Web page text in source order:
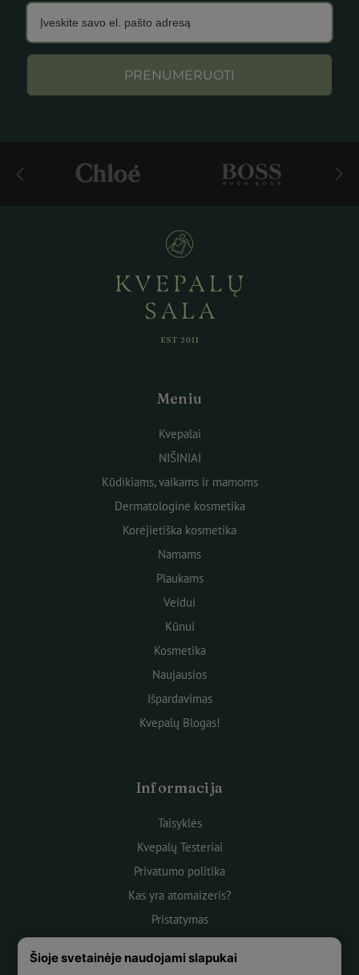
PRENUMERUOTI
Šioje svetainėje naudojami slapukai
Meniu
Kvepalai
NIŠINIAI
Kūdikiams, vaikams ir mamoms
Dermatologinė kosmetika
Korėjietiška kosmetika
Namams
Plaukams
Veidui
Kūnui
Kosmetika
Naujausios
Išpardavimas
Kvepalų Blogas!
Informacija
Taisyklės
Kvepalų Testeriai
Privatumo politika
Kas yra atomaizeris?
Pristatymas
Apie mus